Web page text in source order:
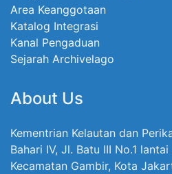
Area Keanggotaan
Katalog Integrasi
Kanal Pengaduan
Sejarah Archivelago
About Us
Kementrian Kelautan dan
Bahari IV, Jl. Batu III No.1 lantai
Kecamatan Gambir, Kota